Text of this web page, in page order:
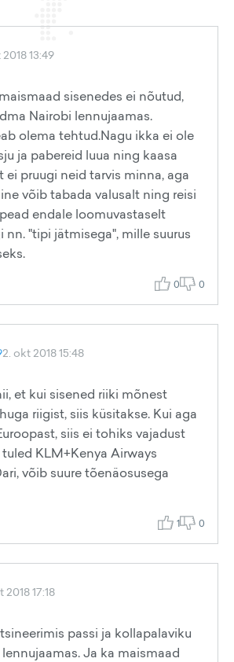
13:49
sisenedes ei nõutud,
Nairobi lennujaamas.
olema tehtud.Nagu ikka ei ole
ja pabereid luua ning kaasa
ei pruugi neid tarvis minna, aga
võib tabada valusalt ning reisi
endale loomuvastaselt
"tipi jätmisega", mille suurus
0 0
2. okt 2018 15:48
et kui sisened riiki mõnest
riigist, siis küsitakse. Kui aga
siis ei tohiks vajadust
KLM+Kenya Airways
võib suure tõenäosusega
1 0
2018 17:18
passi ja kollapalaviku
Ja ka maismaad